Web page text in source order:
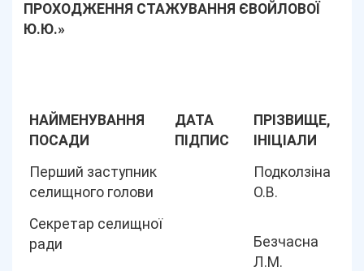
ПРОХОДЖЕННЯ СТАЖУВАННЯ ЄВОЙЛОВОЇ
Ю.Ю.»
НАЙМЕНУВАННЯ
ПОСАДИ
ДАТА
ПІДПИС
ПРІЗВИЩЕ,
ІНІЦІАЛИ
Перший заступник
селищного голови
Подколзіна
О.В.
Секретар селищної
ради
Безчасна
Л.М.